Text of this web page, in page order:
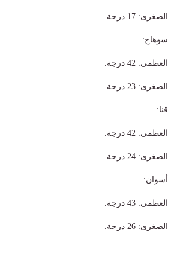
​الصغرى: 17 درجة.
​سوهاج:
​العظمى: 42 درجة.
​الصغرى: 23 درجة.
​قنا:
​العظمى: 42 درجة.
​الصغرى: 24 درجة.
​أسوان:
​العظمى: 43 درجة.
​الصغرى: 26 درجة.